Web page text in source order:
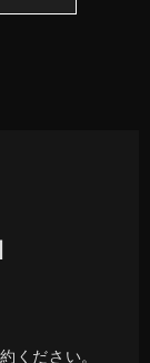
ください。